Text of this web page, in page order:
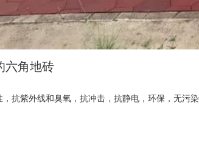
六角地砖
抗紫外线和臭氧，抗冲击，抗静电，环保，无污染